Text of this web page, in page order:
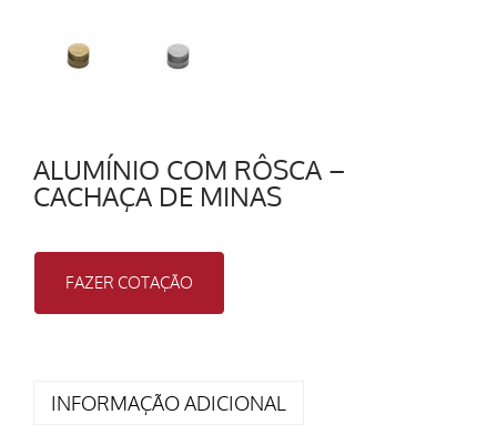
ALUMÍNIO COM RÔSCA –
CACHAÇA DE MINAS
FAZER COTAÇÃO
INFORMAÇÃO ADICIONAL